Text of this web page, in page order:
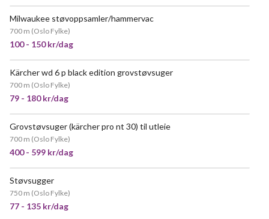
Milwaukee støvoppsamler/hammervac
700 m (Oslo Fylke)
100 - 150 kr/dag
Kärcher wd 6 p black edition grovstøvsuger
700 m (Oslo Fylke)
79 - 180 kr/dag
Grovstøvsuger (kärcher pro nt 30) til utleie
700 m (Oslo Fylke)
400 - 599 kr/dag
Støvsugger
750 m (Oslo Fylke)
77 - 135 kr/dag